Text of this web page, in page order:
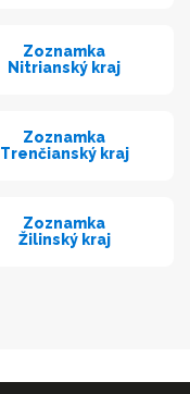
Zoznamka
Nitrianský kraj
Zoznamka
Trenčianský kraj
Zoznamka
Žilinský kraj